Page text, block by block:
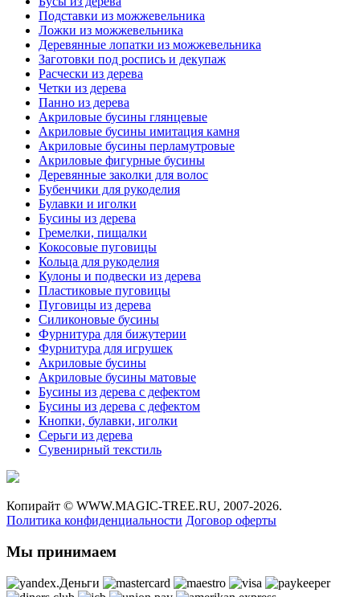
Подставки из можжевельника
Ложки из можжевельника
Деревянные лопатки из можжевельника
Заготовки под роспись и декупаж
Расчески из дерева
Четки из дерева
Панно из дерева
Акриловые бусины глянцевые
Акриловые бусины имитация камня
Акриловые бусины перламутровые
Акриловые фигурные бусины
Деревянные заколки для волос
Бубенчики для рукоделия
Булавки и иголки
Бусины из дерева
Гремелки, пищалки
Кокосовые пуговицы
Кольца для рукоделия
Кулоны и подвески из дерева
Пластиковые пуговицы
Пуговицы из дерева
Силиконовые бусины
Фурнитура для бижутерии
Фурнитура для игрушек
Акриловые бусины
Акриловые бусины матовые
Бусины из дерева с дефектом
Бусины из дерева с дефектом
Кнопки, булавки, иголки
Серьги из дерева
Сувенирный текстиль
Копирайт © WWW.MAGIC-TREE.RU, 2007-2026.
Политика конфиденциальности Договор оферты
Мы принимаем